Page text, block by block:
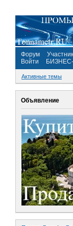
Форум
Войти
Активные темы
Объявление